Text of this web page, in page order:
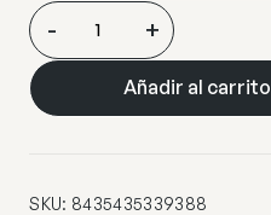
EL
ARBOL-
FIGURA
1L-
- +
Añadir al carrito
SKU: 8435435339388